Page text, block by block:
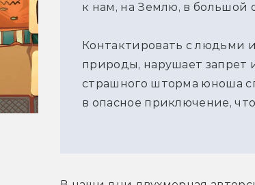
к нам, на Землю, в большой
Контактировать с людьми
природы, нарушает запрет
страшного шторма юноша
в опасное приключение,